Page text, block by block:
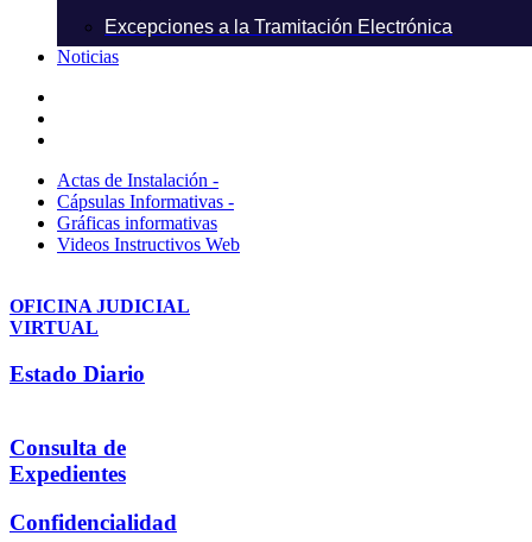
Excepciones a la Tramitación Electrónica
Noticias
Actas de Instalación -
Cápsulas Informativas -
Gráficas informativas
Videos Instructivos Web
OFICINA JUDICIAL
VIRTUAL
Estado Diario
Consulta de
Expedientes
Confidencialidad